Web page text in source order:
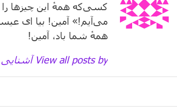
کسی‌که همهٔ این چیزها
می‌آیم!» آمین! بیا ای
همهٔ شما باد، آمین!
View all posts by آشنایی با مسیحیت →